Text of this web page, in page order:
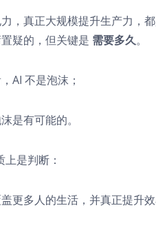
，真正大规模提升生产力，
疑的，但关键是 需要多久。
AI 不是泡沫；
是有可能的。
是判断：
更多人的生活，并真正提升